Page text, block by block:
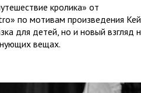
кролика» от
по мотивам произведения
для детей, но и новый взгляд
вещах.